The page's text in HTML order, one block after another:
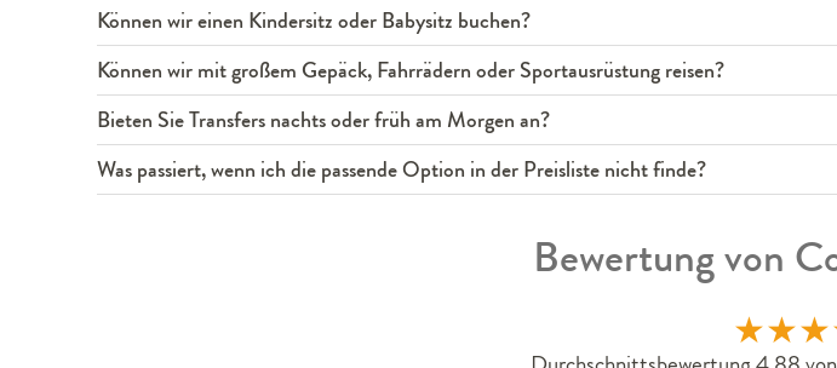
Können wir einen Kindersitz oder Babysitz buchen?
Können wir mit großem Gepäck, Fahrrädern oder Sportausrüstung reisen?
Bieten Sie Transfers nachts oder früh am Morgen an?
Was passiert, wenn ich die passende Option in der Preisliste nicht finde?
Bewertung von
★★★